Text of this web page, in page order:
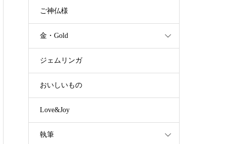
ご神仏様
金・Gold
ジェムリンガ
おいしいもの
Love&Joy
執筆